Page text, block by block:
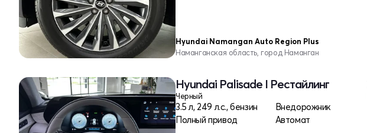
Hyundai Namangan Auto Region Plus
Наманганская область, город Наманган
Hyundai Palisade I Рестайлинг
Черный
3.5 л, 249 л.с., бензин
Внедорожник
Полный привод
Автомат